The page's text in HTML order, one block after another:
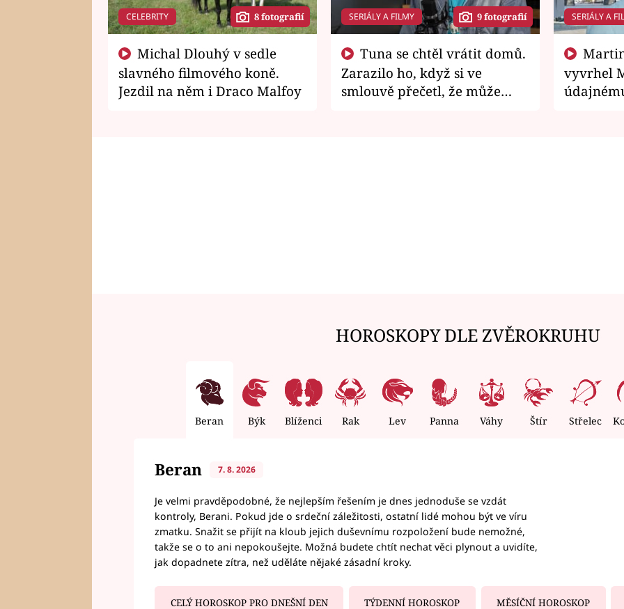
CELEBRITY 8 fotografií
slavného filmového koně.
Jezdil na něm i Draco Malfoy
SERIÁLY A FILMY 9 fotografií
Zarazilo ho, když si ve
smlouvě přečetl, že může
SERIÁLY A
vyvrhel
HOROSKOPY DLE ZVĚROKRUHU
Beran Býk Blíženci Rak Lev Panna Váhy Štír Střelec
Beran 7. 8. 2026
Je velmi pravděpodobné, že nejlepším řešením je dnes jednoduše se vzdát
kontroly, Berani. Pokud jde o srdeční záležitosti, ostatní lidé mohou být ve víru
zmatku. Snažit se přijít na kloub jejich duševnímu rozpoložení bude nemožné,
takže se o to ani nepokoušejte. Možná budete chtít nechat věci plynout a uvidíte,
jak dopadnete zítra, než uděláte nějaké zásadní kroky.
CELÝ HOROSKOP PRO DNEŠNÍ DEN TÝDENNÍ HOROSKOP MĚSÍČNÍ HOROSKOP